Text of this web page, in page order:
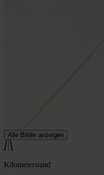
Alle Bilder anzeigen
Kilometerstand